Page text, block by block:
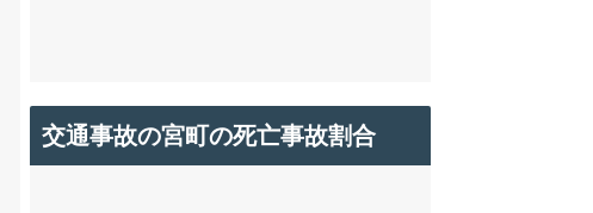
交通事故の宮町の死亡事故割合